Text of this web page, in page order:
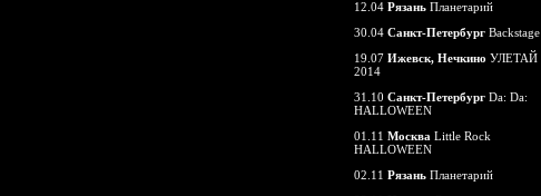
12.04 Рязань Планетарий
30.04 Санкт-Петербург Backstage
19.07 Ижевск, Нечкино УЛЕТАЙ
2014
31.10 Санкт-Петербург Da: Da:
HALLOWEEN
01.11 Москва Little Rock
HALLOWEEN
02.11 Рязань Планетарий